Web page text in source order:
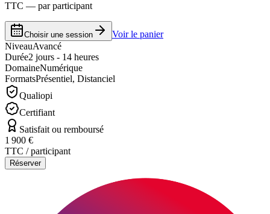
TTC — par participant
Choisir une session
Voir le panier
NiveauAvancé
Durée2 jours - 14 heures
DomaineNumérique
FormatsPrésentiel, Distanciel
Qualiopi
Certifiant
Satisfait ou remboursé
1 900 €
TTC / participant
Réserver